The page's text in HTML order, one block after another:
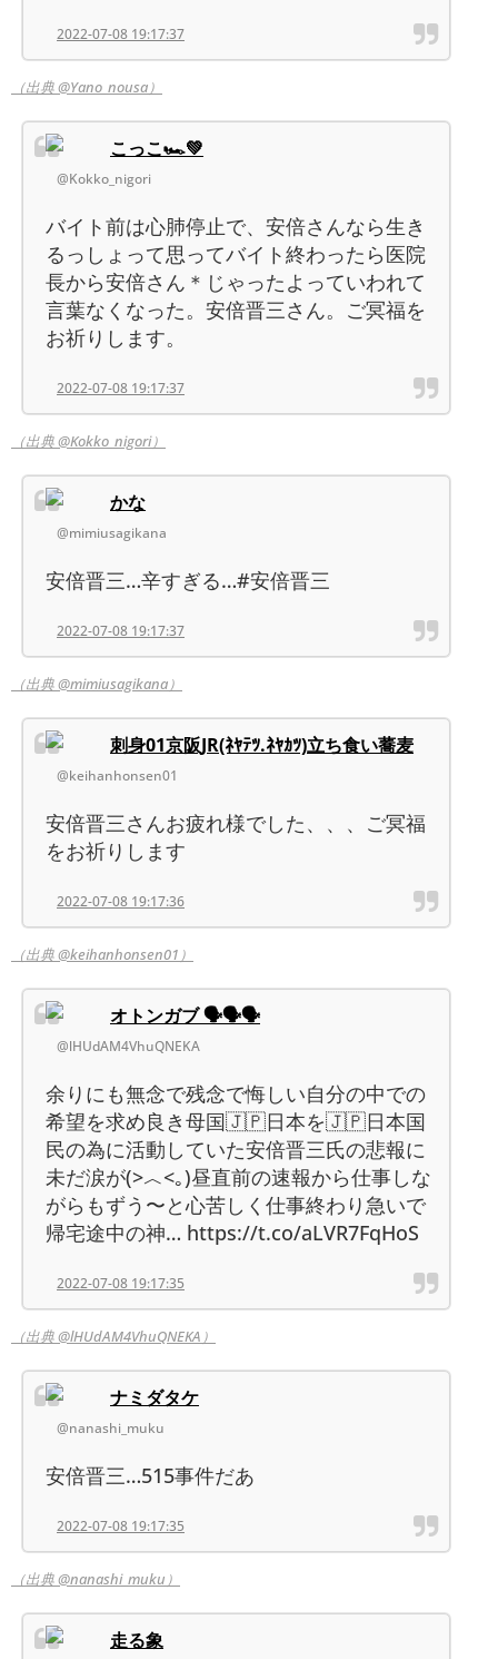
2022-07-08 19:17:37
（出典 @Yano_nousa）
こっこ🏎💚
@Kokko_nigori
バイト前は心肺停止で、安倍さんなら生き
るっしょって思ってバイト終わったら医院
長から安倍さん＊じゃったよっていわれて
言葉なくなった。安倍晋三さん。ご冥福を
お祈りします。
2022-07-08 19:17:37
（出典 @Kokko_nigori）
かな
@mimiusagikana
安倍晋三…辛すぎる…#安倍晋三
2022-07-08 19:17:37
（出典 @mimiusagikana）
刺身01京阪JR(ﾈﾔﾃﾂ.ﾈﾔｶﾂ)立ち食い蕎麦
@keihanhonsen01
安倍晋三さんお疲れ様でした、、、ご冥福
をお祈りします
2022-07-08 19:17:36
（出典 @keihanhonsen01）
オトンガブ 🗣🗣🗣
@lHUdAM4VhuQNEKA
余りにも無念で残念で悔しい自分の中での
希望を求め良き母国🇯🇵日本を🇯🇵日本国
民の為に活動していた安倍晋三氏の悲報に
未だ涙が(>︿<｡)昼直前の速報から仕事しな
がらもずう〜と心苦しく仕事終わり急いで
帰宅途中の神… https://t.co/aLVR7FqHoS
2022-07-08 19:17:35
（出典 @lHUdAM4VhuQNEKA）
ナミダタケ
@nanashi_muku
安倍晋三…515事件だあ
2022-07-08 19:17:35
（出典 @nanashi_muku）
走る象